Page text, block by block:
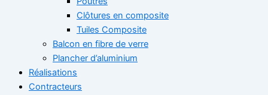
Clôtures en composite
Tuiles Composite
Balcon en fibre de verre
Plancher d’aluminium
Réalisations
Contracteurs